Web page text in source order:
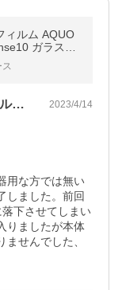
ィルム AQUO
ガラスフ
フィルム
クオス
ス
使って良かったプロテクションフィルム！ 2023/4/14
用な方では無い
しました。前回
下させてしまい
りましたが本体
せんでした、